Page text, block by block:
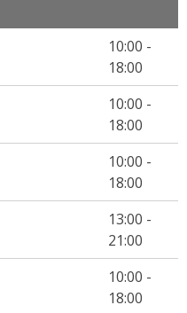
10:00 -
18:00
10:00 -
18:00
10:00 -
18:00
13:00 -
21:00
10:00 -
18:00